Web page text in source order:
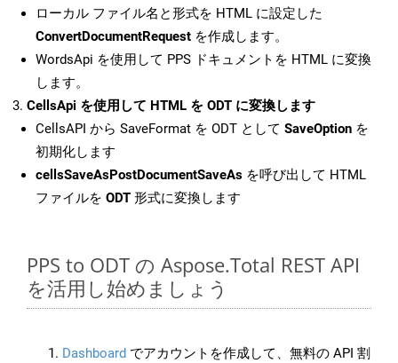
ローカル ファイル名と形式を HTML に設定した
ConvertDocumentRequest を作成します。
WordsApi を使用して PPS ドキュメントを HTML に変換
します。
CellsApi を使用して HTML を ODT に変換します
CellsAPI から SaveFormat を ODT として SaveOption を
初期化します
cellsSaveAsPostDocumentSaveAs を呼び出して HTML
ファイルを ODT 形式に変換します
PPS to ODT の Aspose.Total REST API
を活用し始めましょう
Dashboard でアカウントを作成して、無料の API 割